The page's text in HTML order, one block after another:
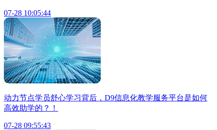
07-28 10:05:44
动力节点学员舒心学习背后，D9信息化教学服务平台是如何
高效助学的？！
07-28 09:55:43